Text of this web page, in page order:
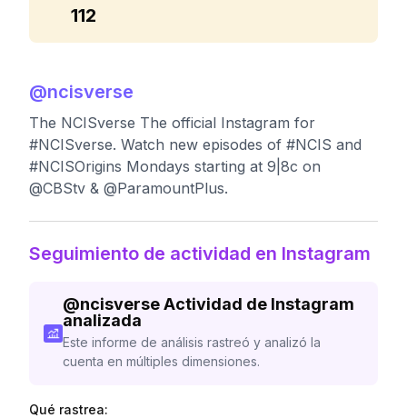
112
@ncisverse
The NCISverse The official Instagram for
#NCISverse. Watch new episodes of #NCIS and
#NCISOrigins Mondays starting at 9|8c on
@CBStv & @ParamountPlus.
Seguimiento de actividad en Instagram
@ncisverseActividad de Instagram
analizada
Este informe de análisis rastreó y analizó la
cuenta en múltiples dimensiones.
Qué rastrea: